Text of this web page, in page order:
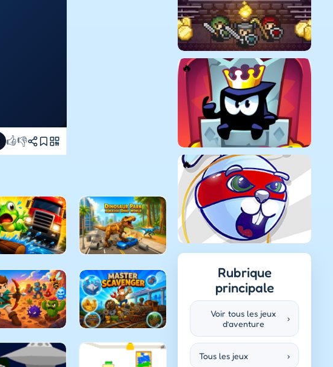
👍👎
Rubrique
principale
Voir tous les jeux
d’aventure
›
Tous les jeux ›